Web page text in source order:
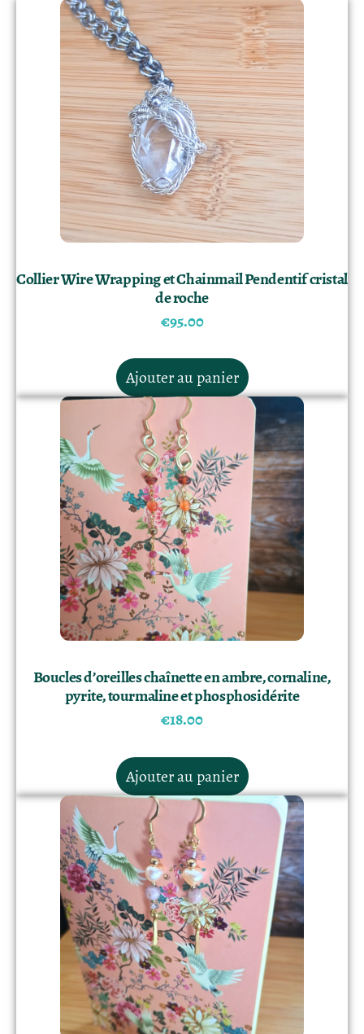
Collier Wire Wrapping et Chainmail Pendentif cristal
de roche
€95.00
Ajouter au panier
Boucles d’oreilles chaînette en ambre, cornaline,
pyrite, tourmaline et phosphosidérite
€18.00
Ajouter au panier